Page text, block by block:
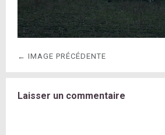
← IMAGE PRÉCÉDENTE
Laisser un commentaire